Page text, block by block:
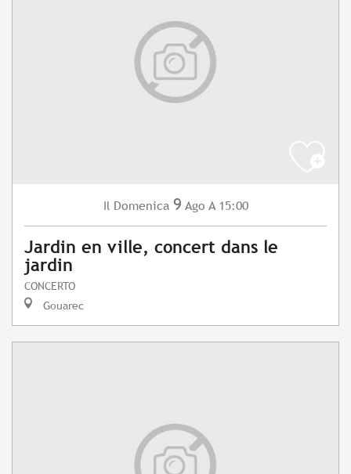
Il Domenica 9 Ago A 15:00
Jardin en ville, concert dans le
jardin
CONCERTO
Gouarec